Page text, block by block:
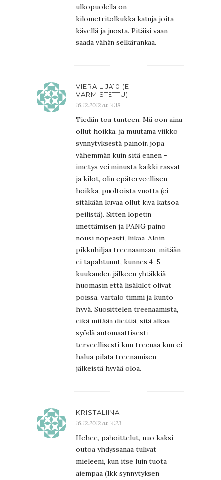
ulkopuolella on
kilometritolkukka katuja joita
kävellä ja juosta. Pitäisi vaan
saada vähän selkärankaa.
VIERAILIJA10 (EI
VARMISTETTU)
16.12.2012 at 14:18
Tiedän ton tunteen. Mä oon aina
ollut hoikka, ja muutama viikko
synnytyksestä painoin jopa
vähemmän kuin sitä ennen -
imetys vei minusta kaikki rasvat
ja kilot, olin epäterveellisen
hoikka, puoltoista vuotta (ei
sitäkään kuvaa ollut kiva katsoa
peilistä). Sitten lopetin
imettämisen ja PANG paino
nousi nopeasti, liikaa. Aloin
pikkuhiljaa treenaamaan, mitään
ei tapahtunut, kunnes 4-5
kuukauden jälkeen yhtäkkiä
huomasin että lisäkilot olivat
poissa, vartalo timmi ja kunto
hyvä. Suosittelen treenaamista,
eikä mitään diettiä, sitä alkaa
syödä automaattisesti
terveellisesti kun treenaa kun ei
halua pilata treenamisen
jälkeistä hyvää oloa.
KRISTALIINA
16.12.2012 at 14:23
Hehee, pahoittelut, nuo kaksi
outoa yhdyssanaa tulivat
mieleeni, kun itse luin tuota
aiempaa (1kk synnytyksen